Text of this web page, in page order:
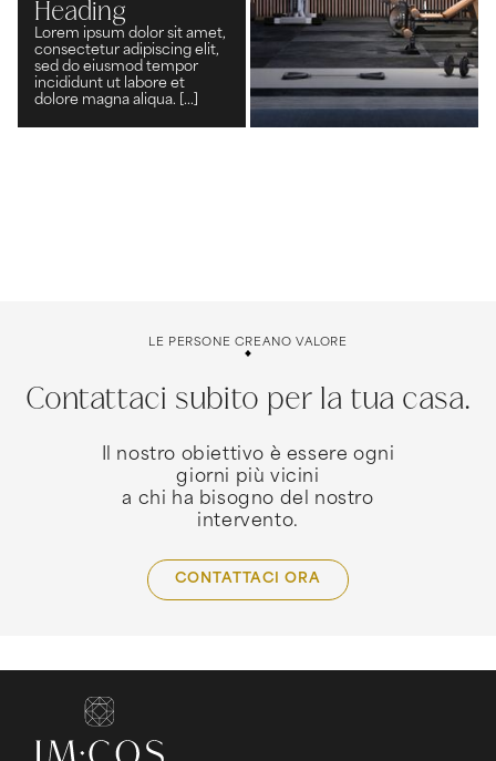
Heading
Lorem ipsum dolor sit amet,
consectetur adipiscing elit,
sed do eiusmod tempor
incididunt ut labore et
dolore magna aliqua. [...]
LE PERSONE CREANO VALORE
Contattaci subito per la tua casa.
Il nostro obiettivo è essere ogni
giorni più vicini
a chi ha bisogno del nostro
intervento.
CONTATTACI ORA